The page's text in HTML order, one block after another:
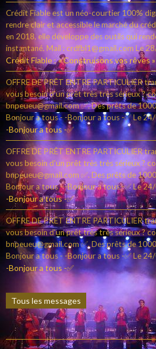
Crédit Fiable est un néo-courtier 100%
rendre clair et accessible le marché du
en 2018, elle développe des outils qui
instantané. Mail : crdfbl1@gmail.com Le
Crédit Fiable : « Construisons vos rêves »
OFFRE DE PRÊT ENTRE PARTICULIER
vous besoin d'un prêt très très sérieux ?
bnpeueu@gmail.com ✅. Des prêts de
Bonjour a tous - -Bonjour a tous -✅Le
-Bonjour a tous -✅
OFFRE DE PRÊT ENTRE PARTICULIER
vous besoin d'un prêt très très sérieux ?
bnpeueu@gmail.com ✅. Des prêts de
Bonjour a tous - -Bonjour a tous -✅Le
-Bonjour a tous -✅
OFFRE DE PRÊT ENTRE PARTICULIER
vous besoin d'un prêt très très sérieux ?
bnpeueu@gmail.com ✅. Des prêts de
Bonjour a tous - -Bonjour a tous -✅Le
-Bonjour a tous -✅
Tous les messages